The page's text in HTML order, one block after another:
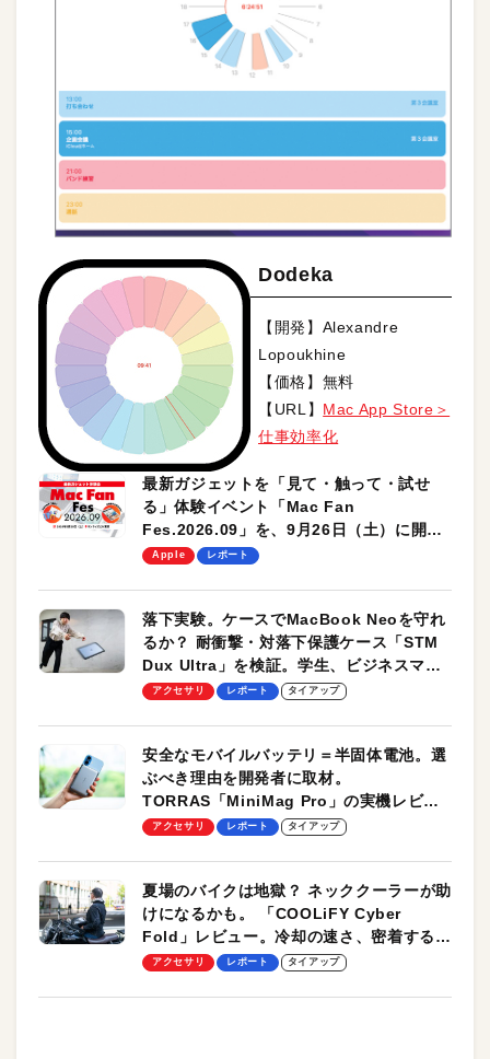
Dodeka
【開発】Alexandre
Lopoukhine
【価格】無料
【URL】 Mac App Store＞
仕事効率化
最新ガジェットを「見て・触って・試せ
る」体験イベント「Mac Fan
Fes.2026.09」を、9月26日（土）に開催
します！
Apple レポート
落下実験。ケースでMacBook Neoを守れ
るか？ 耐衝撃・対落下保護ケース「STM
Dux Ultra」を検証。学生、ビジネスマン
のモバイルユースに最適！
アクセサリ レポート タイアップ
安全なモバイルバッテリ＝半固体電池。選
ぶべき理由を開発者に取材。
TORRAS「MiniMag Pro」の実機レビュ
ーも
アクセサリ レポート タイアップ
夏場のバイクは地獄？ ネッククーラーが助
けになるかも。 「COOLiFY Cyber
Fold」レビュー。冷却の速さ、密着する冷
却プレート、シンプルな操作性がグッド！
アクセサリ レポート タイアップ